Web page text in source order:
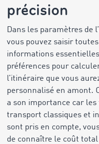
précision
Dans les paramètres de
vous pouvez saisir
informations
préférences pour
l’itinéraire que vous
personnalisé en amont.
a son importance car les
transport classiques et
sont pris en compte,
de connaître le coût total